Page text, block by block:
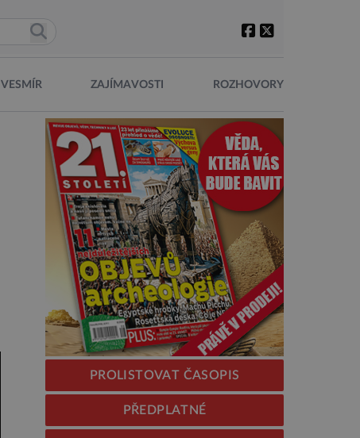
VESMÍR ZAJÍMAVOSTI ROZHOVORY
PROLISTOVAT ČASOPIS
PŘEDPLATNÉ